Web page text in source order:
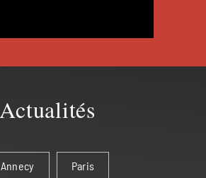
Actualités
Annecy Paris